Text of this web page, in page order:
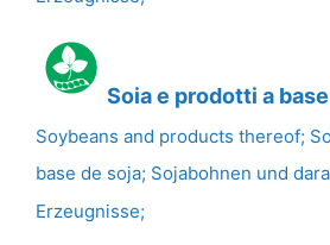
Soia e prodotti a
Soybeans and products thereof;
base de soja; Sojabohnen und
Erzeugnisse;